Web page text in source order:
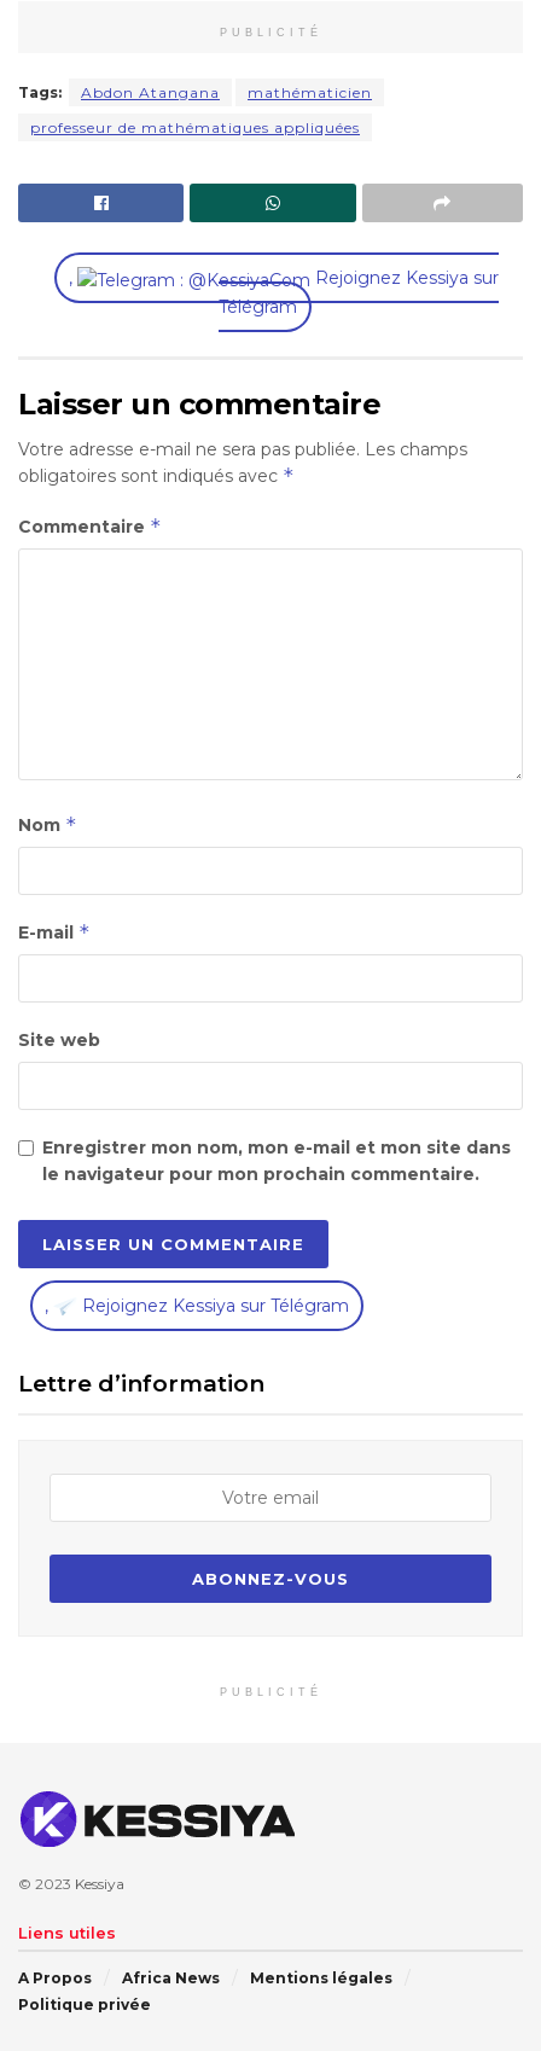
PUBLICITÉ
Tags: Abdon Atangana
mathématicien
professeur de mathématiques appliquées
,
Rejoignez Kessiya sur
Télégram
Laisser un commentaire
Votre adresse e-mail ne sera pas publiée. Les champs
obligatoires sont indiqués avec *
Commentaire *
Nom *
E-mail *
Site web
Enregistrer mon nom, mon e-mail et mon site dans
le navigateur pour mon prochain commentaire.
, Rejoignez Kessiya sur Télégram
Lettre d’information
PUBLICITÉ
© 2023 Kessiya
Liens utiles
A Propos Africa News
Mentions légales
Politique privée